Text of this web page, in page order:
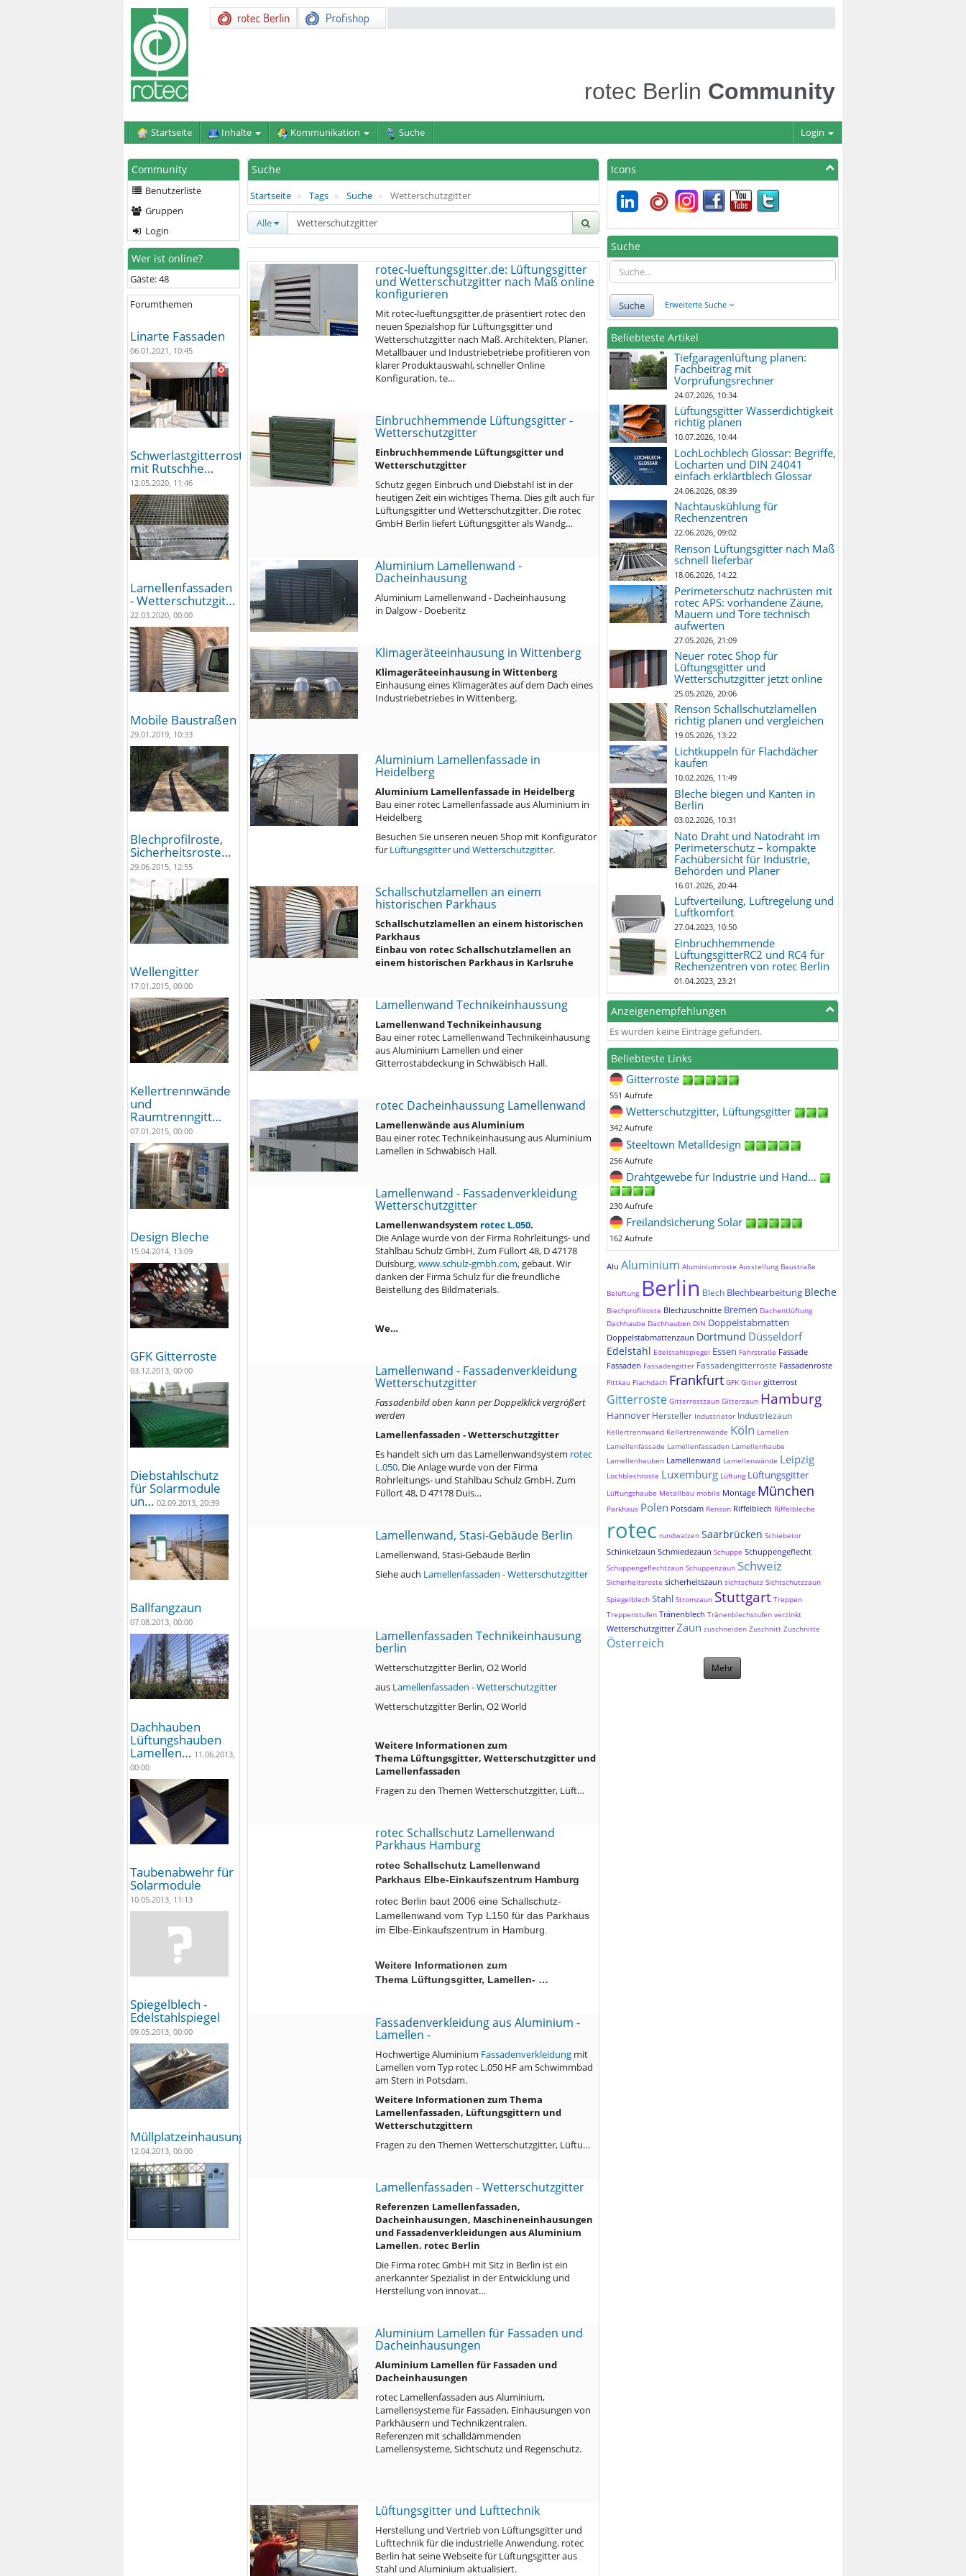
rotec Berlin Community
Startseite Inhalte Kommunikation Suche Login
Community
Benutzerliste
Gruppen
Login
Wer ist online?
Gäste: 48
Forumthemen
Linarte Fassaden
06.01.2021, 10:45
Schwerlastgitterroste
mit Rutschhe…
12.05.2020, 11:46
Lamellenfassaden
- Wetterschutzgit…
22.03.2020, 00:00
Mobile Baustraßen
29.01.2019, 10:33
Blechprofilroste,
Sicherheitsroste…
29.06.2015, 12:55
Wellengitter
17.01.2015, 00:00
Kellertrennwände
und
Raumtrenngitt…
07.01.2015, 00:00
Design Bleche
15.04.2014, 13:09
GFK Gitterroste
03.12.2013, 00:00
Diebstahlschutz
für Solarmodule
un… 02.09.2013, 20:39
Ballfangzaun
07.08.2013, 00:00
Dachhauben
Lüftungshauben
Lamellen… 11.06.2013,
00:00
Taubenabwehr für
Solarmodule
10.05.2013, 11:13
Spiegelblech -
Edelstahlspiegel
09.05.2013, 00:00
Müllplatzeinhausungen
12.04.2013, 00:00
Suche
Startseite Tags Suche Wetterschutzgitter
Alle
rotec-lueftungsgitter.de: Lüftungsgitter
und Wetterschutzgitter nach Maß online
konfigurieren
Mit rotec-lueftungsgitter.de präsentiert rotec den
neuen Spezialshop für Lüftungsgitter und
Wetterschutzgitter nach Maß. Architekten, Planer,
Metallbauer und Industriebetriebe profitieren von
klarer Produktauswahl, schneller Online
Konfiguration, te…
Einbruchhemmende Lüftungsgitter -
Wetterschutzgitter
Einbruchhemmende Lüftungsgitter und
Wetterschutzgitter
Schutz gegen Einbruch und Diebstahl ist in der
heutigen Zeit ein wichtiges Thema. Dies gilt auch für
Lüftungsgitter und Wetterschutzgitter. Die rotec
GmbH Berlin liefert Lüftungsgitter als Wandg…
Aluminium Lamellenwand -
Dacheinhausung
Aluminium Lamellenwand - Dacheinhausung
in Dalgow - Doeberitz
Klimageräteeinhausung in Wittenberg
Klimageräteeinhausung in Wittenberg
Einhausung eines Klimagerätes auf dem Dach eines
Industriebetriebes in Wittenberg.
Aluminium Lamellenfassade in
Heidelberg
Aluminium Lamellenfassade in Heidelberg
Bau einer rotec Lamellenfassade aus Aluminium in
Heidelberg
Besuchen Sie unseren neuen Shop mit Konfigurator
für Lüftungsgitter und Wetterschutzgitter.
Schallschutzlamellen an einem
historischen Parkhaus
Schallschutzlamellen an einem historischen
Parkhaus
Einbau von rotec Schallschutzlamellen an
einem historischen Parkhaus in Karlsruhe
Lamellenwand Technikeinhaussung
Lamellenwand Technikeinhausung
Bau einer rotec Lamellenwand Technikeinhausung
aus Aluminium Lamellen und einer
Gitterrostabdeckung in Schwäbisch Hall.
rotec Dacheinhaussung Lamellenwand
Lamellenwände aus Aluminium
Bau einer rotec Technikeinhausung aus Aluminium
Lamellen in Schwäbisch Hall.
Lamellenwand - Fassadenverkleidung
Wetterschutzgitter
Lamellenwandsystem rotec L.050.
Die Anlage wurde von der Firma Rohrleitungs- und
Stahlbau Schulz GmbH, Zum Füllort 48, D 47178
Duisburg,www.schulz-gmbh.com, gebaut. Wir
danken der Firma Schulz für die freundliche
Beistellung des Bildmaterials.
We…
Lamellenwand - Fassadenverkleidung
Wetterschutzgitter
Fassadenbild oben kann per Doppelklick vergrößert
werden
Lamellenfassaden - Wetterschutzgitter
Es handelt sich um das Lamellenwandsystem rotec
L.050. Die Anlage wurde von der Firma
Rohrleitungs- und Stahlbau Schulz GmbH, Zum
Füllort 48, D 47178 Duis…
Lamellenwand, Stasi-Gebäude Berlin
Lamellenwand, Stasi-Gebäude Berlin
Siehe auch Lamellenfassaden - Wetterschutzgitter
Lamellenfassaden Technikeinhausung
berlin
Wetterschutzgitter Berlin, O2 World
aus Lamellenfassaden - Wetterschutzgitter
Wetterschutzgitter Berlin, O2 World
Weitere Informationen zum
Thema Lüftungsgitter, Wetterschutzgitter und
Lamellenfassaden
Fragen zu den Themen Wetterschutzgitter, Lüft…
rotec Schallschutz Lamellenwand
Parkhaus Hamburg
rotec Schallschutz Lamellenwand
Parkhaus Elbe-Einkaufszentrum Hamburg
rotec Berlin baut 2006 eine Schallschutz-
Lamellenwand vom Typ L150 für das Parkhaus
im Elbe-Einkaufszentrum in Hamburg.
Weitere Informationen zum
Thema Lüftungsgitter, Lamellen- …
Fassadenverkleidung aus Aluminium -
Lamellen -
Hochwertige Aluminium Fassadenverkleidungmit
Lamellen vom Typ rotec L.050 HF am Schwimmbad
am Stern in Potsdam.
Weitere Informationen zum Thema
Lamellenfassaden, Lüftungsgittern und
Wetterschutzgittern
Fragen zu den Themen Wetterschutzgitter, Lüftu…
Lamellenfassaden - Wetterschutzgitter
Referenzen Lamellenfassaden,
Dacheinhausungen, Maschineneinhausungen
und Fassadenverkleidungen aus Aluminium
Lamellen. rotec Berlin
Die Firma rotec GmbH mit Sitz in Berlin ist ein
anerkannter Spezialist in der Entwicklung und
Herstellung von innovat…
Aluminium Lamellen für Fassaden und
Dacheinhausungen
Aluminium Lamellen für Fassaden und
Dacheinhausungen
rotec Lamellenfassaden aus Aluminium,
Lamellensysteme für Fassaden, Einhausungen von
Parkhäusern und Technikzentralen.
Referenzen mit schalldämmenden
Lamellensysteme, Sichtschutz und Regenschutz.
Lüftungsgitter und Lufttechnik
Herstellung und Vertrieb von Lüftungsgitter und
Lufttechnik für die industrielle Anwendung. rotec
Berlin hat seine Webseite für Lüftungsgitter aus
Stahl und Aluminium aktualisiert.
Icons
Suche
Suche Erweiterte Suche
Beliebteste Artikel
Tiefgaragenlüftung planen:
Fachbeitrag mit
Vorprüfungsrechner
24.07.2026, 10:34
Lüftungsgitter Wasserdichtigkeit
richtig planen
10.07.2026, 10:44
LochLochblech Glossar: Begriffe,
Locharten und DIN 24041
einfach erklärtblech Glossar
24.06.2026, 08:39
Nachtauskühlung für
Rechenzentren
22.06.2026, 09:02
Renson Lüftungsgitter nach Maß
schnell lieferbar
18.06.2026, 14:22
Perimeterschutz nachrüsten mit
rotec APS: vorhandene Zäune,
Mauern und Tore technisch
aufwerten
27.05.2026, 21:09
Neuer rotec Shop für
Lüftungsgitter und
Wetterschutzgitter jetzt online
25.05.2026, 20:06
Renson Schallschutzlamellen
richtig planen und vergleichen
19.05.2026, 13:22
Lichtkuppeln für Flachdächer
kaufen
10.02.2026, 11:49
Bleche biegen und Kanten in
Berlin
03.02.2026, 10:31
Nato Draht und Natodraht im
Perimeterschutz – kompakte
Fachübersicht für Industrie,
Behörden und Planer
16.01.2026, 20:44
Luftverteilung, Luftregelung und
Luftkomfort
27.04.2023, 10:50
Einbruchhemmende
LüftungsgitterRC2 und RC4 für
Rechenzentren von rotec Berlin
01.04.2023, 23:21
Anzeigenempfehlungen
Es wurden keine Einträge gefunden.
Beliebteste Links
Gitterroste
551 Aufrufe
Wetterschutzgitter, Lüftungsgitter
342 Aufrufe
Steeltown Metalldesign
256 Aufrufe
Drahtgewebe für Industrie und Hand…
230 Aufrufe
Freilandsicherung Solar
162 Aufrufe
Alu Aluminium Aluminiumroste Ausstellung Baustraße
Belüftung Berlin Blech Blechbearbeitung Bleche
Blechprofilroste Blechzuschnitte Bremen Dachentlüftung
Dachhaube Dachhauben DIN Doppelstabmatten
Doppelstabmattenzaun Dortmund Düsseldorf
Edelstahl Edelstahlspiegel Essen Fahrstraße Fassade
Fassaden Fassadengitter Fassadengitterroste Fassadenroste
Fittkau Flachdach Frankfurt GFK Gitter gitterrost
Gitterroste Gitterrostzaun Gitterzaun Hamburg
Hannover Hersteller Industrietor Industriezaun
Kellertrennwand Kellertrennwände Köln Lamellen
Lamellenfassade Lamellenfassaden Lamellenhaube
Lamellenhauben Lamellenwand Lamellenwände Leipzig
Lochblechroste Luxemburg Lüftung Lüftungsgitter
Lüftungshaube Metallbau mobile Montage München
Parkhaus Polen Potsdam Renson Riffelblech Riffelbleche
rotec rundwalzen Saarbrücken Schiebetor
Schinkelzaun Schmiedezaun Schuppe Schuppengeflecht
Schuppengeflechtzaun Schuppenzaun Schweiz
Sicherheitsroste sicherheitszaun sichtschutz Sichtschutzzaun
Spiegelblech Stahl Stromzaun Stuttgart Treppen
Treppenstufen Tränenblech Tränenblechstufen verzinkt
Wetterschutzgitter Zaun zuschneiden Zuschnitt Zuschnitte
Österreich
Mehr